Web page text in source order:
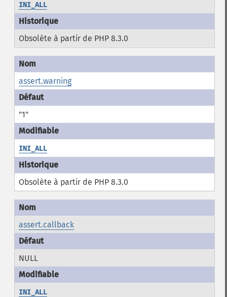
INI_ALL
Obsolète à partir de PHP 8.3.0
assert.warning
"1"
INI_ALL
Obsolète à partir de PHP 8.3.0
assert.callback
NULL
INI_ALL